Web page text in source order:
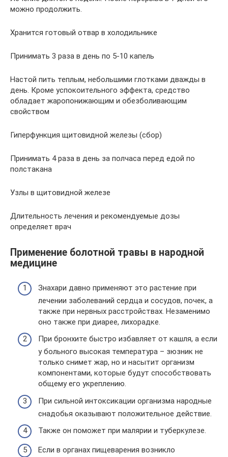
можно продолжить.
Хранится готовый отвар в холодильнике
Принимать 3 раза в день по 5-10 капель
Настой пить теплым, небольшими глотками дважды в
день. Кроме успокоительного эффекта, средство
обладает жаропонижающим и обезболивающим
свойством
Гиперфункция щитовидной железы (сбор)
Принимать 4 раза в день за полчаса перед едой по
полстакана
Узлы в щитовидной железе
Длительность лечения и рекомендуемые дозы
определяет врач
Применение болотной травы в народной
медицине
Знахари давно применяют это растение при
лечении заболеваний сердца и сосудов, почек, а
также при нервных расстройствах. Незаменимо
оно также при диарее, лихорадке.
При бронхите быстро избавляет от кашля, а если
у больного высокая температура – зюзник не
только снимет жар, но и насытит организм
компонентами, которые будут способствовать
общему его укреплению.
При сильной интоксикации организма народные
снадобья оказывают положительное действие.
Также он поможет при малярии и туберкулезе.
Если в органах пищеварения возникло